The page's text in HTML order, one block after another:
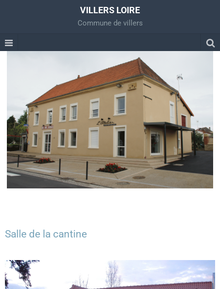
VILLERS LOIRE
Commune de villers
Salle de la cantine